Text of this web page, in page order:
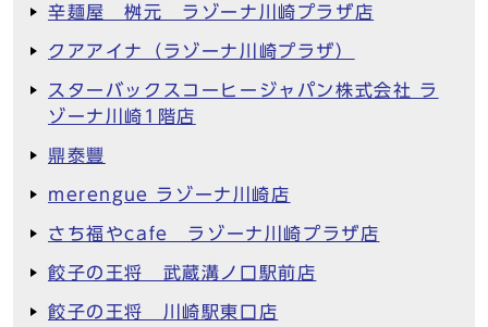
辛麺屋 桝元 ラゾーナ川崎プラザ店
クアアイナ（ラゾーナ川崎プラザ）
スターバックスコーヒージャパン株式会社 ラ
ゾーナ川崎1階店
鼎泰豐
merengue ラゾーナ川崎店
さち福やcafe ラゾーナ川崎プラザ店
餃子の王将 武蔵溝ノ口駅前店
餃子の王将 川崎駅東口店